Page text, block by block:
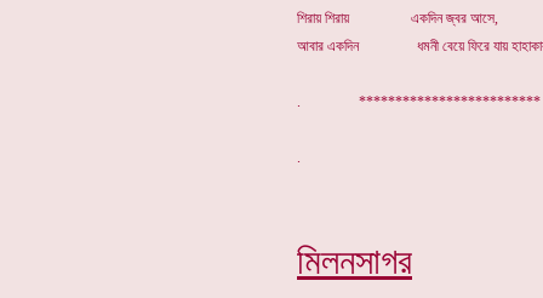
শিরায় শিরায়
একদিন জ্বর আসে,
আবার একদিন ধমনী বেয়ে ফিরে যায়
.
মিলনসাগর